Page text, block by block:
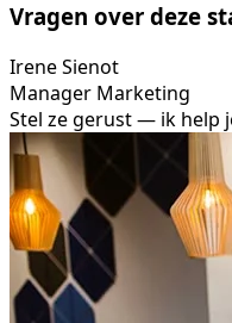
Vragen over deze
Irene Sienot
Manager Marketing
Stel ze gerust — ik help